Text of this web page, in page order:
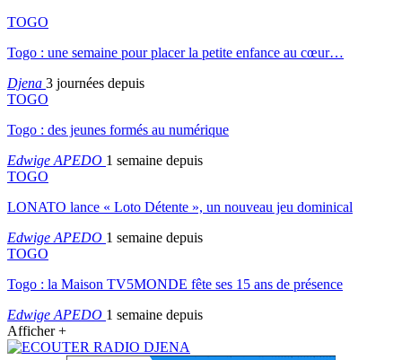
TOGO
Togo : une semaine pour placer la petite enfance au cœur…
Djena 3 journées depuis
TOGO
Togo : des jeunes formés au numérique
Edwige APEDO 1 semaine depuis
TOGO
LONATO lance « Loto Détente », un nouveau jeu dominical
Edwige APEDO 1 semaine depuis
TOGO
Togo : la Maison TV5MONDE fête ses 15 ans de présence
Edwige APEDO 1 semaine depuis
Afficher +